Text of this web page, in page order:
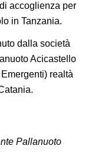
accoglienza per
in Tanzania.
dalla società
Acicastello
realtà
Pallanuoto